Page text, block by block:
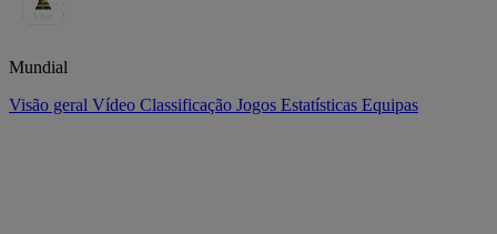
Mundial
Visão geral Vídeo Classificação Jogos Estatísticas Equipas